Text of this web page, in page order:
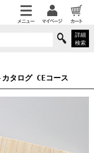
詳細
検索
タログ CEコース